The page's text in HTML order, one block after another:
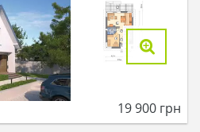
19 900 грн